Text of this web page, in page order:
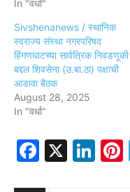
In "वर्धा"
Sivshenanews / स्थानिक
स्वराज्य संस्था नगरपरिषद
हिंगणघाटच्या सार्वत्रिक निवडणूकी
बद्दल शिवसेना (उ.बा.ठा) पक्षाची
आडावा बैठक
August 28, 2025
In "वर्धा"
X